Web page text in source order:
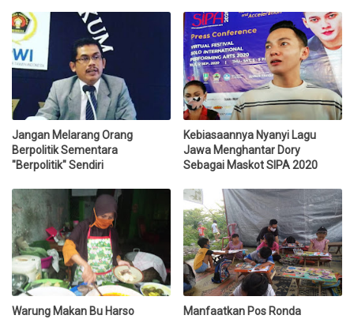
Jangan Melarang Orang
Berpolitik Sementara
"Berpolitik" Sendiri
Kebiasaannya Nyanyi Lagu
Jawa Menghantar Dory
Sebagai Maskot SIPA 2020
Warung Makan Bu Harso
Manfaatkan Pos Ronda